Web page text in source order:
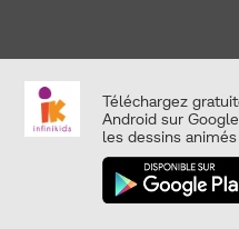
Téléchargez
Android sur
les dessins